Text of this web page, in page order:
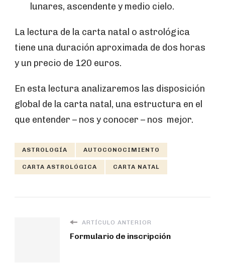
lunares, ascendente y medio cielo.
La lectura de la carta natal o astrológica
tiene una duración aproximada de dos horas
y un precio de 120 euros.
En esta lectura analizaremos las disposición
global de la carta natal, una estructura en el
que entender – nos y conocer – nos mejor.
ASTROLOGÍA AUTOCONOCIMIENTO
CARTA ASTROLÓGICA CARTA NATAL
ARTÍCULO ANTERIOR
Formulario de inscripción